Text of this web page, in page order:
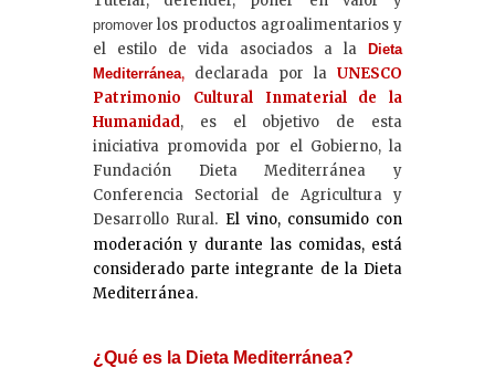
e
dI
n
promover los productos agroalimentarios y
el estilo de vida asociados a la
Dieta
Mediterránea, declarada por la UNESCO
Patrimonio Cultural
Inmaterial de la
Humanidad, es el objetivo de esta
iniciativa promovida por el Gobierno, la
Fundación Dieta Mediterránea y
Conferencia Sectorial de Agricultura y
Desarrollo Rural. El vino, consumido con
moderación y durante las comidas, está
considerado parte integrante de la Dieta
Mediterránea.
¿Qué es la Dieta Mediterránea?